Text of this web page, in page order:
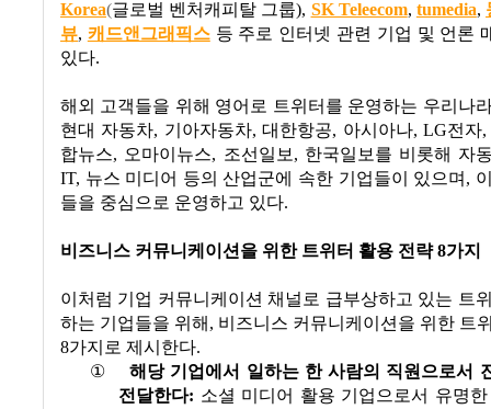
Korea(글로벌 벤처캐피탈 그룹), SK Teleecom, tumedia,
뷰, 캐드앤그래픽스 등 주로 인터넷 관련 기업 및 언론
있다.
해외 고객들을 위해 영어로 트위터를 운영하는 우리나
현대 자동차, 기아자동차,대한항공, 아시아나, LG전자
합뉴스, 오마이뉴스, 조선일보, 한국일보를 비롯해 자
IT, 뉴스 미디어 등의 산업군에 속한 기업들이 있으며 ,
들을 중심으로 운영하고 있다.
비즈니스 커뮤니케이션을 위한 트위터 활용 전략8가지
이처럼 기업 커뮤니케이션 채널로 급부상하고 있는 트
하는 기업들을 위해 , 비즈니스 커뮤니케이션을 위한 트
8가지로 제시한다.
①
해당 기업에서 일하는 한 사람의 직원으로서
전달한다: 소셜 미디어 활용 기업으로서 유명